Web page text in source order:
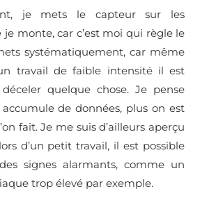
je mets le capteur sur les
je monte, car c’est moi qui règle le
systématiquement, car même
travail de faible intensité il est
quelque chose. Je pense
de données, plus on est
fait. Je me suis d’ailleurs aperçu
d’un petit travail, il est possible
signes alarmants, comme un
trop élevé par exemple.